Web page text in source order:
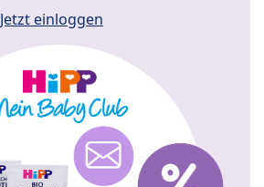
Jetzt einloggen